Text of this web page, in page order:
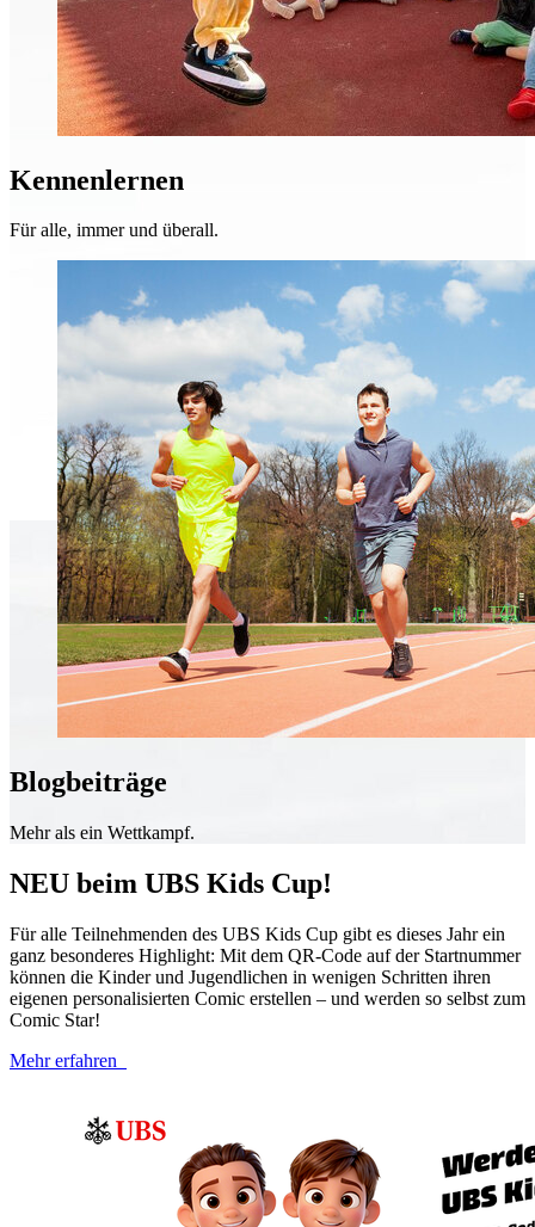
Kennenlernen
Für alle, immer und überall.
Blogbeiträge
Mehr als ein Wettkampf.
NEU beim UBS Kids Cup!
Für alle Teilnehmenden des UBS Kids Cup gibt es dieses Jahr ein
ganz besonderes Highlight: Mit dem QR-​Code auf der Startnummer
können die Kinder und Jugendlichen in wenigen Schritten ihren
eigenen personalisierten Comic erstellen – und werden so selbst zum
Comic Star!
Mehr erfahren